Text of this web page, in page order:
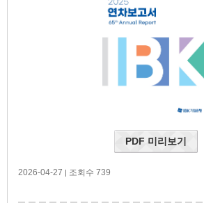
PDF 미리보기
2026-04-27 | 조회수 739